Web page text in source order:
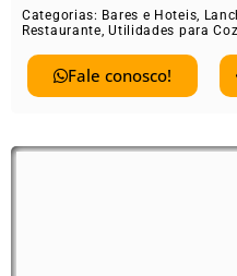
Categorias: Bares e Hoteis,
Restaurante,Utilidades para
Fale conosco!